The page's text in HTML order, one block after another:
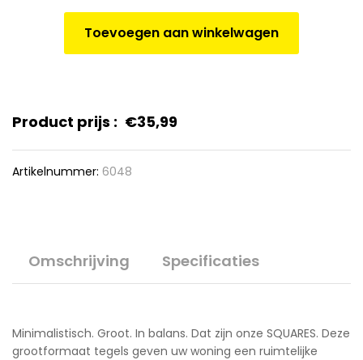
quantity
Toevoegen aan winkelwagen
Product prijs : €35,99
Artikelnummer: 6048
Omschrijving Specificaties
Minimalistisch. Groot. In balans. Dat zijn onze SQUARES. Deze
grootformaat tegels geven uw woning een ruimtelijke